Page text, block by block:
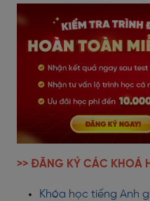
>> ĐĂNG KÝ CÁC KHOÁ
Khóa học tiếng Anh